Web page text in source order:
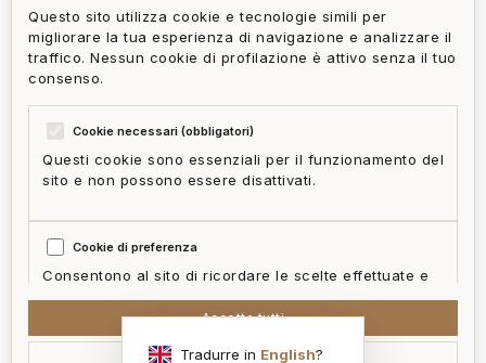
Home Gallery offre un servizio di
gestione dell'immobile dopo l'acquisto?
McFrancis
mappa del sito
Questo sito utilizza cookie e tecnologie simili per
migliorare la tua esperienza di navigazione e analizzare il
traffico. Nessun cookie di profilazione è attivo senza il tuo
consenso.
Cookie necessari (obbligatori)
Questi cookie sono essenziali per il funzionamento del
sito e non possono essere disattivati.
Cookie di preferenza
Consentono al sito di ricordare le scelte effettuate e
Accetta tutti
Accetta selezionati
Tradurre in English?